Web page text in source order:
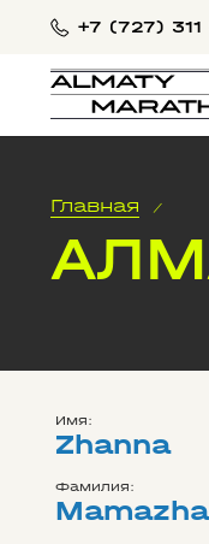
+7 (727) 311
Главная /
Имя:
Zhanna
Фамилия: